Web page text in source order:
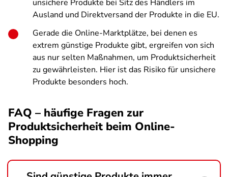
unsichere Produkte bei Sitz des Händlers im
Ausland und Direktversand der Produkte in die EU.
Gerade die Online-Marktplätze, bei denen es
extrem günstige Produkte gibt, ergreifen von sich
aus nur selten Maßnahmen, um Produktsicherheit
zu gewährleisten. Hier ist das Risiko für unsichere
Produkte besonders hoch.
FAQ – häufige Fragen zur
Produktsicherheit beim Online-
Shopping